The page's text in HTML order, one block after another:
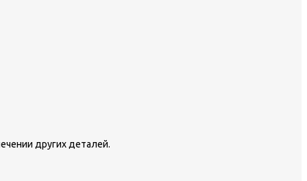
других деталей.